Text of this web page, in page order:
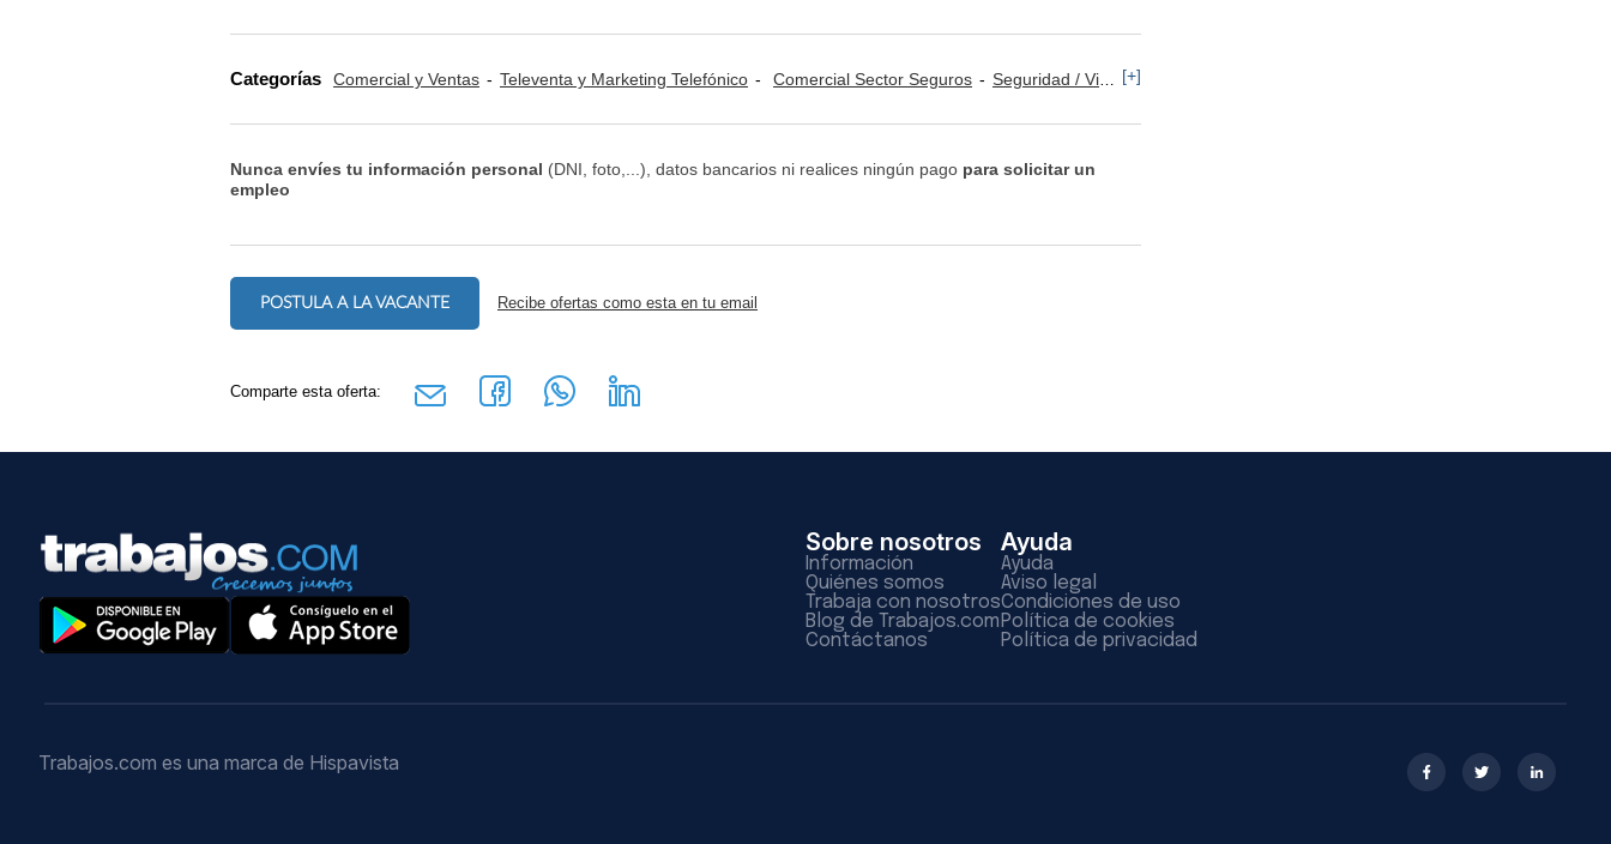
Categorías Comercial y Ventas Televenta y Marketing Telefónico Comercial Sector Seguros Seguridad / Vigilancia / Protección [+]
Nunca envíes tu información personal (DNI, foto,...), datos bancarios ni realices ningún pago para solicitar un
empleo
POSTULA A LA VACANTE Recibe ofertas como esta en tu email
Comparte esta oferta:
Sobre nosotros
Información
Quiénes somos
Trabaja con nosotros
Blog de Trabajos.com
Contáctanos
Ayuda
Ayuda
Aviso legal
Condiciones de uso
Política de cookies
Política de privacidad
Trabajos.com es una marca de Hispavista